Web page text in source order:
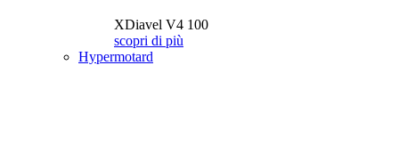
XDiavel V4 100
scopri di più
Hypermotard